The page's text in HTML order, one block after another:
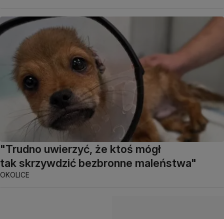
"Trudno uwierzyć, że ktoś mógł
tak skrzywdzić bezbronne maleństwa"
OKOLICE